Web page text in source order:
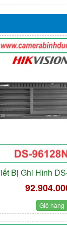
Bị Ghi Hình
Giỏ hàng